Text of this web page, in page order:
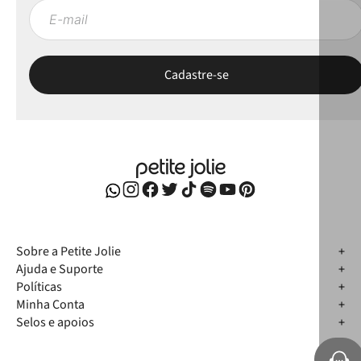
Sobre a Petite Jolie
Ajuda e Suporte
Políticas
Minha Conta
Selos e apoios